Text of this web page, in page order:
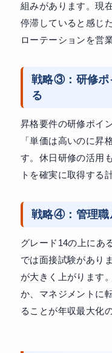
組みがあります。現
停滞していると感じ
ローテーションを営
戦略③：研修ポ
る
昇格要件の研修ポイ
「単価は高いのに昇
す。休日研修の活用
トを確実に取得する
戦略④：管理職
グレード14の上にあ
では面接試験があり
が大きく上がります
か、マネジメントに
ることが年収最大化